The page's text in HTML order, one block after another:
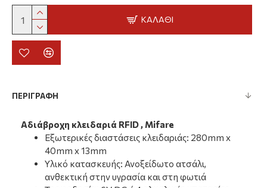
ΚΑΛΆΘΙ
ΠΕΡΙΓΡΑΦΗ
Αδιάβροχη κλειδαριά RFID , Mifare
Εξωτερικές διαστάσεις κλειδαριάς: 280mm x
40mm x 13mm
Υλικό κατασκευής: Ανοξείδωτο ατσάλι,
ανθεκτική στην υγρασία και στη φωτιά